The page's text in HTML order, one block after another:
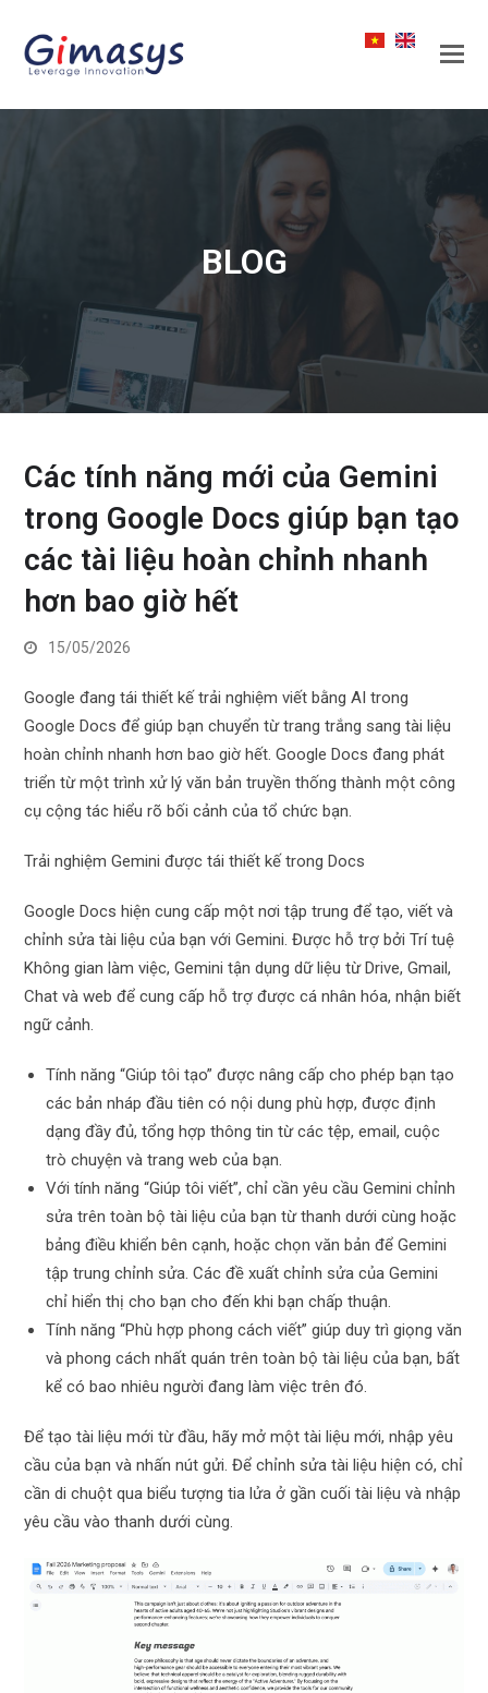
BLOG
Các tính năng mới của Gemini
trong Google Docs giúp bạn tạo
các tài liệu hoàn chỉnh nhanh
hơn bao giờ hết
15/05/2026
Google đang tái thiết kế trải nghiệm viết bằng AI trong
Google Docs để giúp bạn chuyển từ trang trắng sang tài liệu
hoàn chỉnh nhanh hơn bao giờ hết. Google Docs đang phát
triển từ một trình xử lý văn bản truyền thống thành một công
cụ cộng tác hiểu rõ bối cảnh của tổ chức bạn.
Trải nghiệm Gemini được tái thiết kế trong Docs
Google Docs hiện cung cấp một nơi tập trung để tạo, viết và
chỉnh sửa tài liệu của bạn với Gemini. Được hỗ trợ bởi Trí tuệ
Không gian làm việc, Gemini tận dụng dữ liệu từ Drive, Gmail,
Chat và web để cung cấp hỗ trợ được cá nhân hóa, nhận biết
ngữ cảnh.
Tính năng “Giúp tôi tạo” được nâng cấp cho phép bạn tạo
các bản nháp đầu tiên có nội dung phù hợp, được định
dạng đầy đủ, tổng hợp thông tin từ các tệp, email, cuộc
trò chuyện và trang web của bạn.
Với tính năng “Giúp tôi viết”, chỉ cần yêu cầu Gemini chỉnh
sửa trên toàn bộ tài liệu của bạn từ thanh dưới cùng hoặc
bảng điều khiển bên cạnh, hoặc chọn văn bản để Gemini
tập trung chỉnh sửa. Các đề xuất chỉnh sửa của Gemini
chỉ hiển thị cho bạn cho đến khi bạn chấp thuận.
Tính năng “Phù hợp phong cách viết” giúp duy trì giọng văn
và phong cách nhất quán trên toàn bộ tài liệu của bạn, bất
kể có bao nhiêu người đang làm việc trên đó.
Để tạo tài liệu mới từ đầu, hãy mở một tài liệu mới, nhập yêu
cầu của bạn và nhấn nút gửi. Để chỉnh sửa tài liệu hiện có, chỉ
cần di chuột qua biểu tượng tia lửa ở gần cuối tài liệu và nhập
yêu cầu vào thanh dưới cùng.